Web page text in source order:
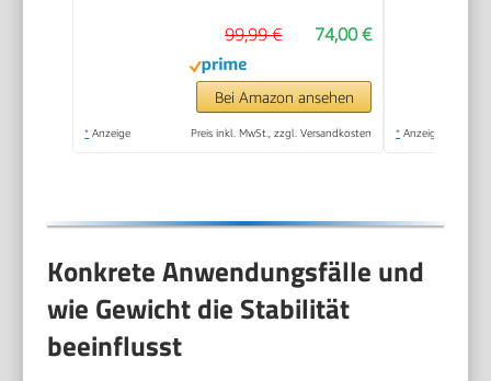
Schlagscheibe,
Rührschüssel 2,3 L,
Mixer 1,0 L, weiß, 800
W, kleine
74,00 €
99,99 €
Bei Amazon ansehen
* Anzeige Preis inkl. MwSt., zzgl. Versandkosten * Anzeige
Konkrete Anwendungsfälle und
wie Gewicht die Stabilität
beeinflusst